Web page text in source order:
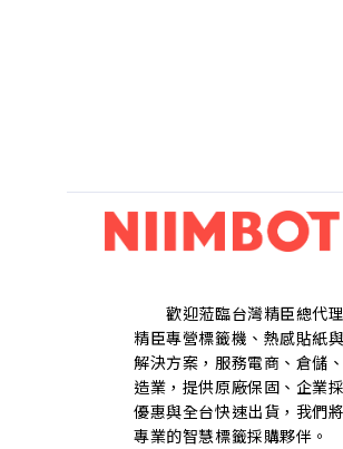
歡迎蒞臨台灣精臣總代
精臣專營標籤機、熱感貼紙
解決方案，服務電商、倉儲
造業，提供原廠保固、企業
優惠與全台快速出貨，我們
專業的智慧標籤採購夥伴。